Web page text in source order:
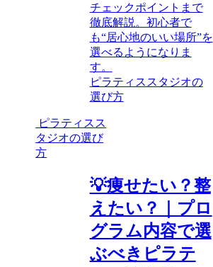
チェックポイントまで
徹底解説。初心者で
も“居心地のいい場所”を
選べるようになりま
す。
ピラティススタジオの
選び方
ピラティスス
タジオの選び
方
💡痩せたい？整
えたい？｜プロ
グラム内容で選
ぶべきピラテ